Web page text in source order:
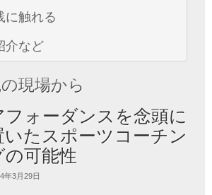
に触れる
介など
現場から
フォーダンスを念頭に
いたスポーツコーチン
の可能性
年3月29日